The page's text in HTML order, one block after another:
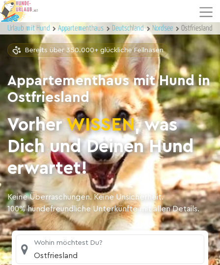
Urlaub mit Hund Appartementhaus Deutschland Nordsee Ostfriesland
Bereits über 350.000+ glückliche Fellnasen
Appartementhaus mit Hund in
Ostfriesland
VorherWISSEN, was
Dich und Deinen Hund
erwartet!
Keine Überraschungen. Keine Unsicherheit.
100% hundefreundliche Unterkünfte mit allen Details.
Wohin möchtest Du?
Ostfriesland